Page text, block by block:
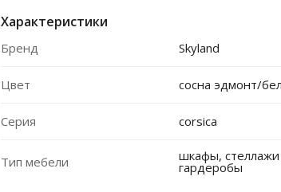
Характеристики
Бренд Skyland
Цвет сосна эдмонт/
Серия corsica
Тип мебели шкафы, стеллажи
гардеробы